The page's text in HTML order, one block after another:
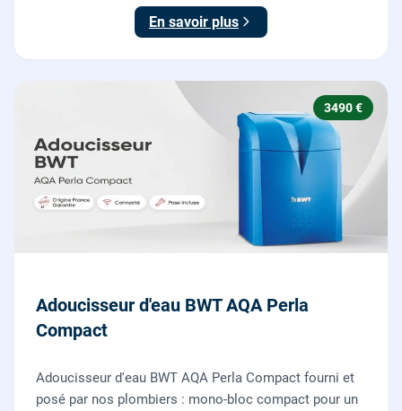
et posée par nos plombiers.
En savoir plus
3490 €
Adoucisseur d'eau BWT AQA Perla
Compact
Adoucisseur d'eau BWT AQA Perla Compact fourni et
posé par nos plombiers : mono-bloc compact pour un